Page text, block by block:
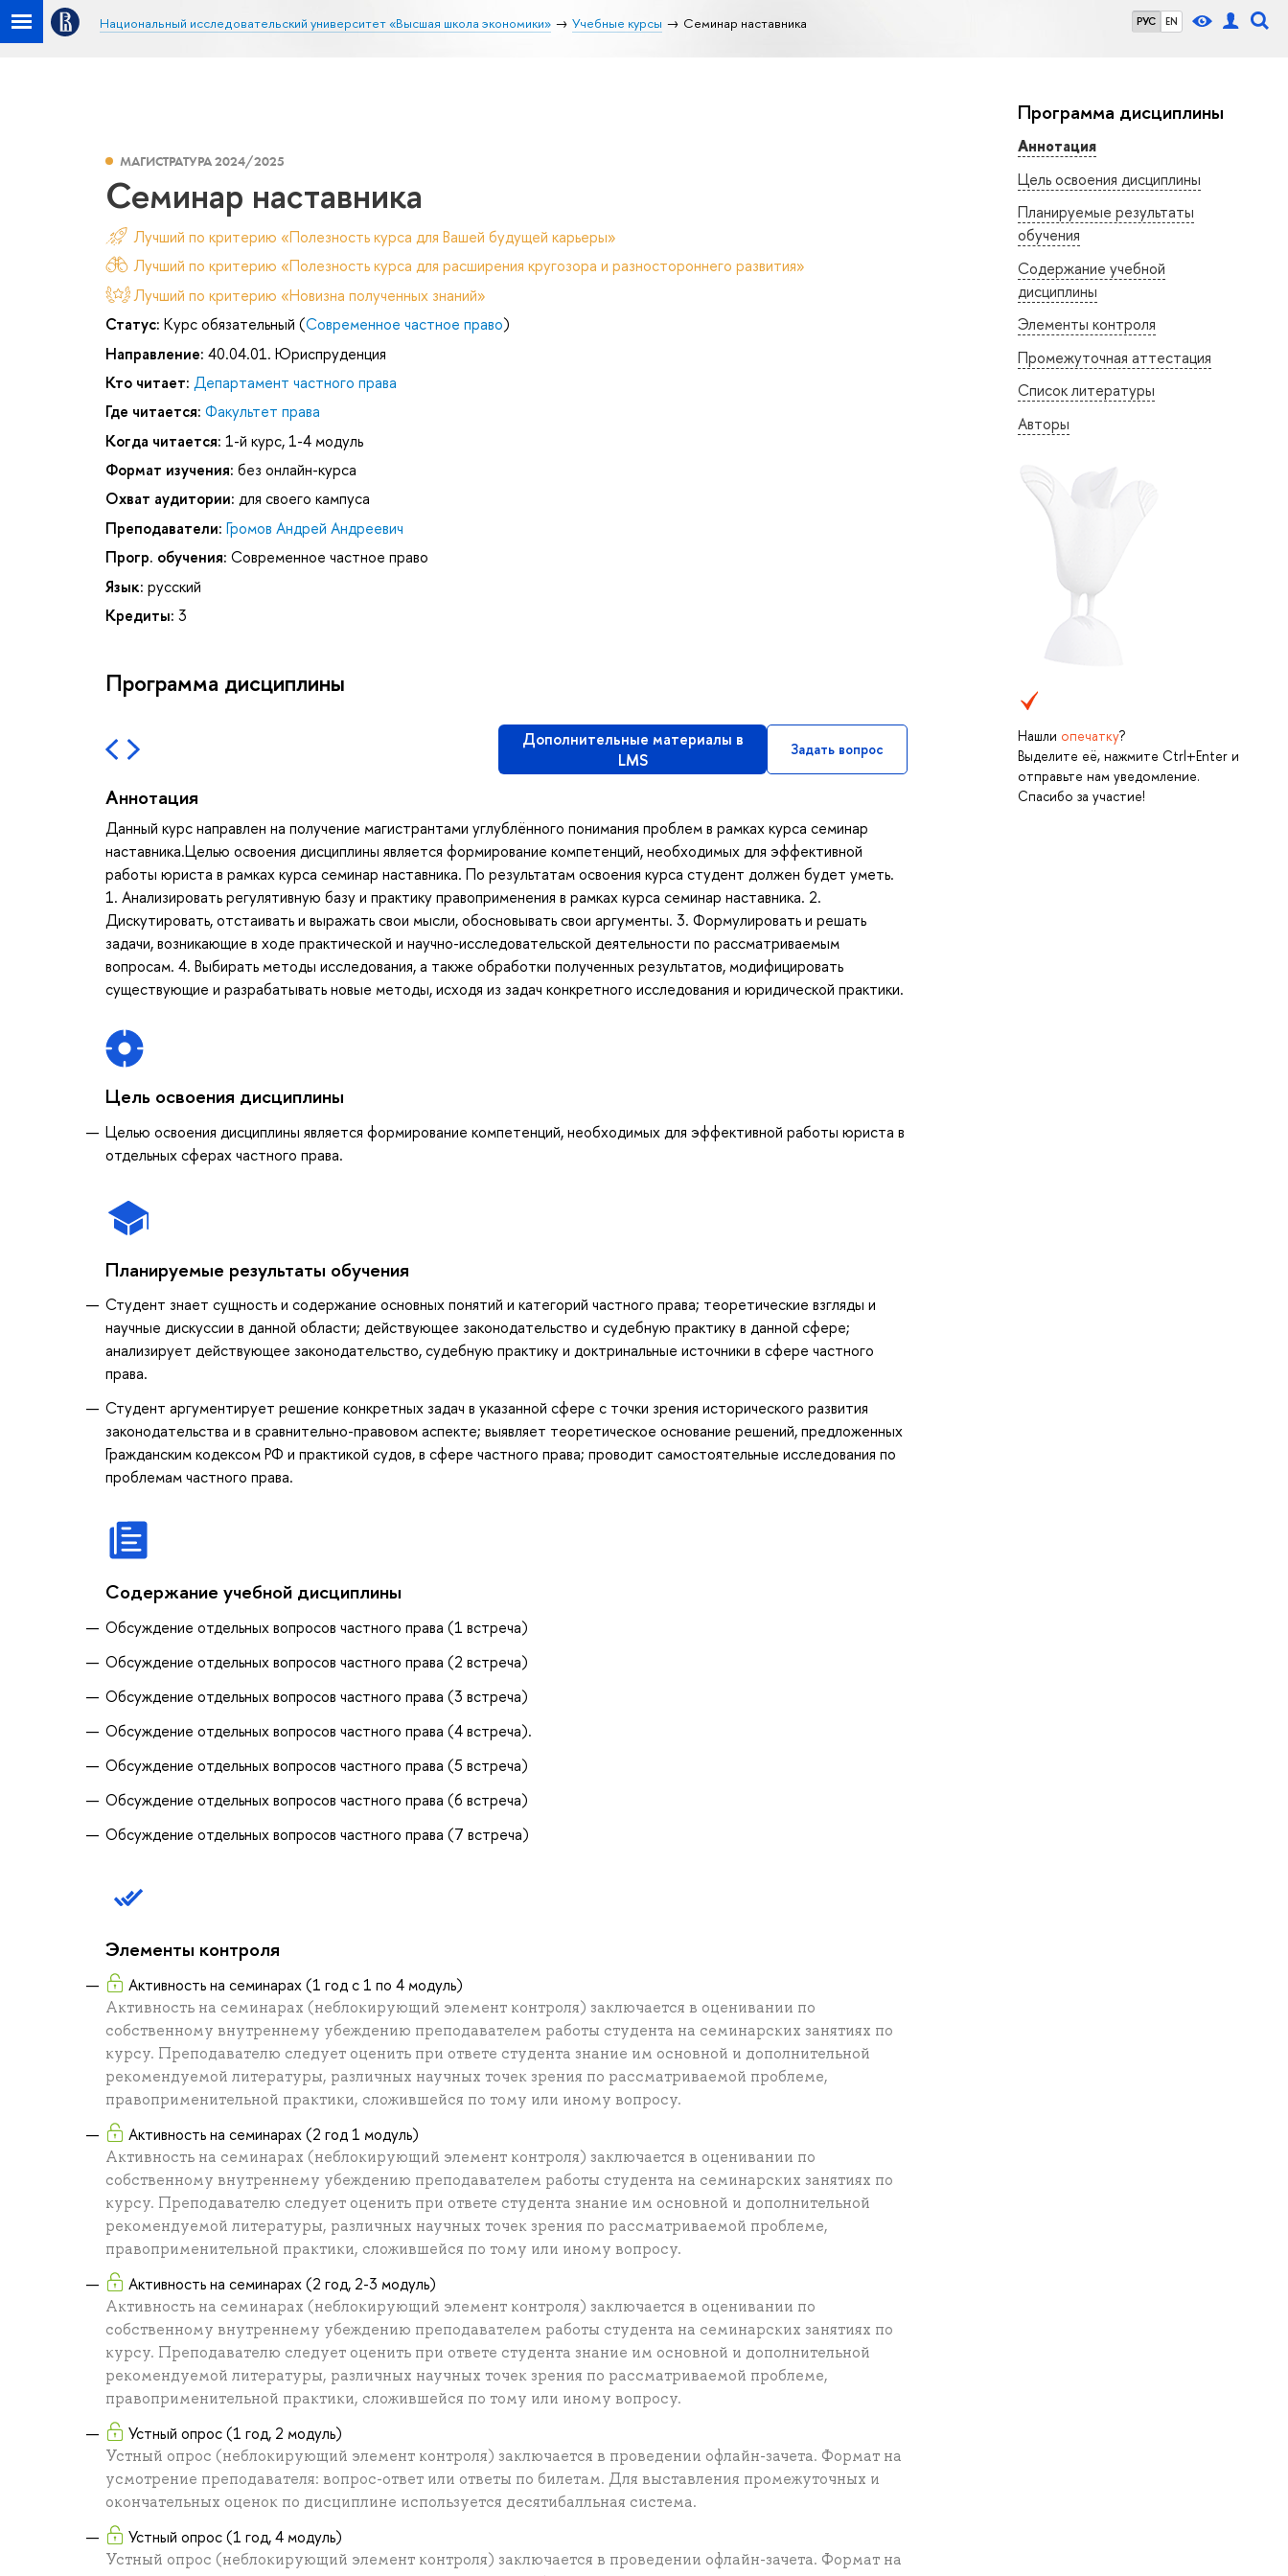
РУС EN
Национальный исследовательский университет «Высшая школа экономики» Учебные курсы Семинар наставника
Программа дисциплины
Аннотация
Цель освоения дисциплины
Планируемые результаты
обучения
Содержание учебной
дисциплины
Элементы контроля
Промежуточная аттестация
Список литературы
Авторы
Нашли опечатку?
Выделите её, нажмите Ctrl+Enter и
отправьте нам уведомление.
Спасибо за участие!
МАГИСТРАТУРА 2024/2025
Семинар наставника
Лучший по критерию «Полезность курса для Вашей будущей карьеры»
Лучший по критерию «Полезность курса для расширения кругозора и разностороннего развития»
Лучший по критерию «Новизна полученных знаний»
Статус: Курс обязательный (Современное частное право)
Направление: 40.04.01. Юриспруденция
Кто читает: Департамент частного права
Где читается: Факультет права
Когда читается: 1-й курс, 1-4 модуль
Формат изучения: без онлайн-курса
Охват аудитории: для своего кампуса
Преподаватели: Громов Андрей Андреевич
Прогр. обучения: Современное частное право
Язык: русский
Кредиты: 3
Программа дисциплины
Дополнительные материалы в
LMS
Задать вопрос
Аннотация
Данный курс направлен на получение магистрантами углублённого понимания проблем в рамках курса семинар
наставника.Целью освоения дисциплины является формирование компетенций, необходимых для эффективной
работы юриста в рамках курса семинар наставника. По результатам освоения курса студент должен будет уметь.
1. Анализировать регулятивную базу и практику правоприменения в рамках курса семинар наставника. 2.
Дискутировать, отстаивать и выражать свои мысли, обосновывать свои аргументы. 3. Формулировать и решать
задачи, возникающие в ходе практической и научно-исследовательской деятельности по рассматриваемым
вопросам. 4. Выбирать методы исследования, а также обработки полученных результатов, модифицировать
существующие и разрабатывать новые методы, исходя из задач конкретного исследования и юридической практики.
Цель освоения дисциплины
Целью освоения дисциплины является формирование компетенций, необходимых для эффективной работы юриста в
отдельных сферах частного права.
Планируемые результаты обучения
Студент знает сущность и содержание основных понятий и категорий частного права; теоретические взгляды и
научные дискуссии в данной области; действующее законодательство и судебную практику в данной сфере;
анализирует действующее законодательство, судебную практику и доктринальные источники в сфере частного
права.
Студент аргументирует решение конкретных задач в указанной сфере с точки зрения исторического развития
законодательства и в сравнительно-правовом аспекте; выявляет теоретическое основание решений, предложенных
Гражданским кодексом РФ и практикой судов, в сфере частного права; проводит самостоятельные исследования по
проблемам частного права.
Содержание учебной дисциплины
Обсуждение отдельных вопросов частного права (1 встреча)
Обсуждение отдельных вопросов частного права (2 встреча)
Обсуждение отдельных вопросов частного права (3 встреча)
Обсуждение отдельных вопросов частного права (4 встреча).
Обсуждение отдельных вопросов частного права (5 встреча)
Обсуждение отдельных вопросов частного права (6 встреча)
Обсуждение отдельных вопросов частного права (7 встреча)
Элементы контроля
Активность на семинарах (1 год с 1 по 4 модуль)
Активность на семинарах (неблокирующий элемент контроля) заключается в оценивании по
собственному внутреннему убеждению преподавателем работы студента на семинарских занятиях по
курсу. Преподавателю следует оценить при ответе студента знание им основной и дополнительной
рекомендуемой литературы, различных научных точек зрения по рассматриваемой проблеме,
правоприменительной практики, сложившейся по тому или иному вопросу.
Активность на семинарах (2 год 1 модуль)
Активность на семинарах (неблокирующий элемент контроля) заключается в оценивании по
собственному внутреннему убеждению преподавателем работы студента на семинарских занятиях по
курсу. Преподавателю следует оценить при ответе студента знание им основной и дополнительной
рекомендуемой литературы, различных научных точек зрения по рассматриваемой проблеме,
правоприменительной практики, сложившейся по тому или иному вопросу.
Активность на семинарах (2 год, 2-3 модуль)
Активность на семинарах (неблокирующий элемент контроля) заключается в оценивании по
собственному внутреннему убеждению преподавателем работы студента на семинарских занятиях по
курсу. Преподавателю следует оценить при ответе студента знание им основной и дополнительной
рекомендуемой литературы, различных научных точек зрения по рассматриваемой проблеме,
правоприменительной практики, сложившейся по тому или иному вопросу.
Устный опрос (1 год, 2 модуль)
Устный опрос (неблокирующий элемент контроля) заключается в проведении офлайн-зачета. Формат на
усмотрение преподавателя: вопрос-ответ или ответы по билетам. Для выставления промежуточных и
окончательных оценок по дисциплине используется десятибалльная система.
Устный опрос (1 год, 4 модуль)
Устный опрос (неблокирующий элемент контроля) заключается в проведении офлайн-зачета. Формат на